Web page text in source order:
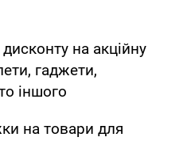
на акційну
гаджети,
іншого
на товари для